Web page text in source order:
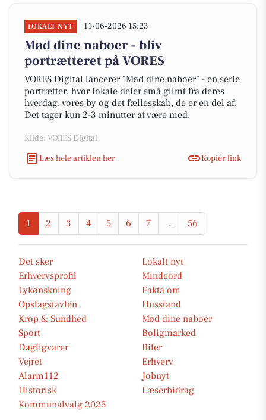
LOKALT NYT 11-06-2026 15:23
Mød dine naboer - bliv
portrætteret på VORES
VORES Digital lancerer "Mød dine naboer" - en serie
portrætter, hvor lokale deler små glimt fra deres
hverdag, vores by og det fællesskab, de er en del af.
Det tager kun 2-3 minutter at være med.
Kilde: VORES Digital
Læs hele artiklen her
Kopiér link
1 2 3 4 5 6 7 ... 56
Det sker
Lokalt nyt
Erhvervsprofil
Mindeord
Lykønskning
Fakta om
Opslagstavlen
Husstand
Krop & Sundhed
Mød dine naboer
Sport
Boligmarked
Dagligvarer
Biler
Vejret
Erhverv
Alarm112
Jobnyt
Historisk
Læserbidrag
Kommunalvalg 2025